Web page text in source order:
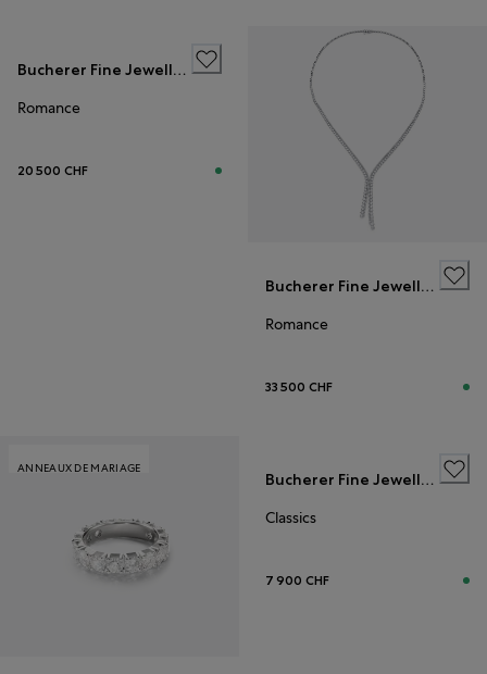
Bucherer Fine Jewellery
Romance
20 500 CHF
Bucherer Fine Jewellery
Romance
33 500 CHF
ANNEAUX DE MARIAGE
Bucherer Fine Jewellery
Classics
7 900 CHF